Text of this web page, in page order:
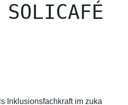
Inklusionsfachkraft im zuka